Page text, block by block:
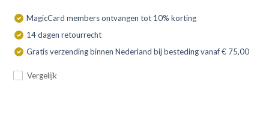
MagicCard members ontvangen tot 10% korting
14 dagen retourrecht
Gratis verzending binnen Nederland bij besteding vanaf € 75,00
Vergelijk